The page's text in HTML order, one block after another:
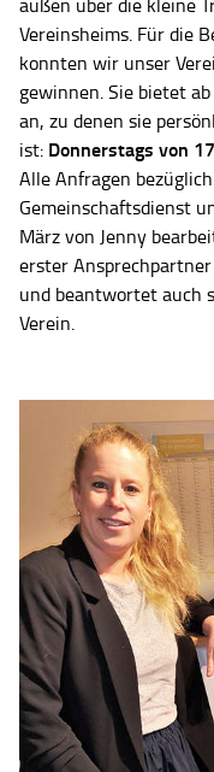
außen über die kleine
Vereinsheims. Für die
konnten wir unser
gewinnen. Sie bietet
an, zu denen sie
ist: Donnerstags von
Alle Anfragen
Gemeinschaftsdienst
März von Jenny
erster
und beantwortet auch
Verein.